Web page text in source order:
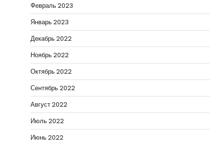
Февраль 2023
Январь 2023
Декабрь 2022
Ноябрь 2022
Октябрь 2022
Сентябрь 2022
Август 2022
Июль 2022
Июнь 2022